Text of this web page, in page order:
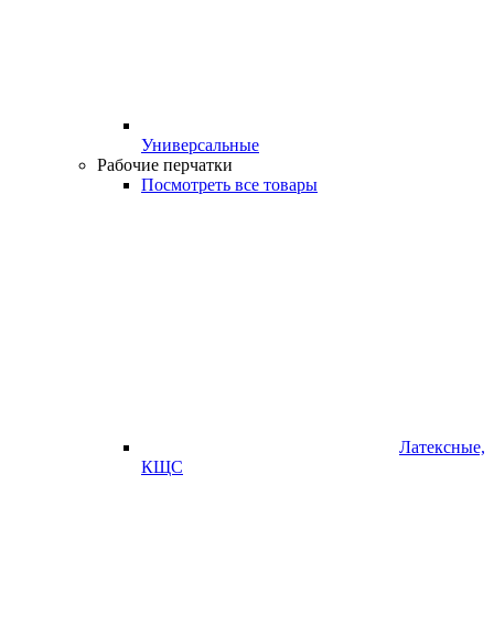
Универсальные
Рабочие перчатки
Посмотреть все товары
Латексные,
КЩС